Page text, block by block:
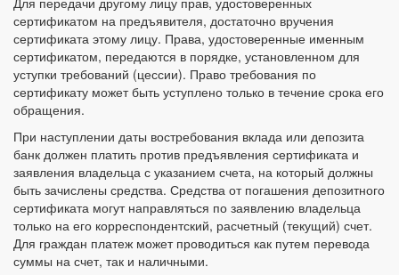
сертификатом на предъявителя, достаточно вручения
сертификата этому лицу. Права, удостоверенные именным
сертификатом, передаются в порядке, установленном для
уступки требований (цессии). Право требования по
сертификату может быть уступлено только в течение срока его
обращения.
При наступлении даты востребования вклада или депозита
банк должен платить против предъявления сертификата и
заявления владельца с указанием счета, на который должны
быть зачислены средства. Средства от погашения депозитного
сертификата могут направляться по заявлению владельца
только на его корреспондентский, расчетный (текущий) счет.
Для граждан платеж может проводиться как путем перевода
суммы на счет, так и наличными.